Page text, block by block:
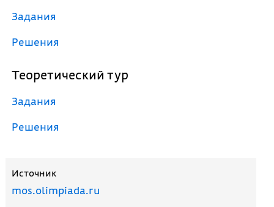
Задания
Решения
Теоретический тур
Задания
Решения
Источник
mos.olimpiada.ru